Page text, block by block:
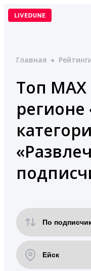
Перейти
Главная ●
Топ
регионе